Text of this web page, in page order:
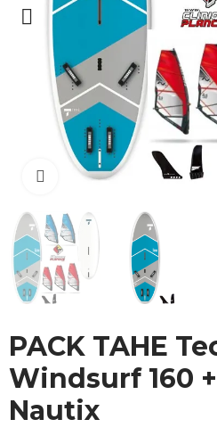
Cliquez pour agrandir
PACK TAHE
Windsurf 160
Nautix